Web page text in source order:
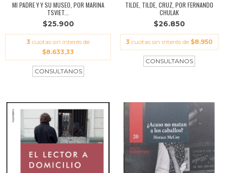
MI PADRE Y Y SU MUSEO, POR MARINA
TSVIET...
$25.900
3 cuotas sin interés de
$8.633,33
TILDE, TILDE, CRUZ, POR FERNANDO
CHULAK
$26.850
3 cuotas sin interés de $8.950